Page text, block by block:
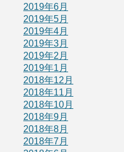
2019年6月
2019年5月
2019年4月
2019年3月
2019年2月
2019年1月
2018年12月
2018年11月
2018年10月
2018年9月
2018年8月
2018年7月